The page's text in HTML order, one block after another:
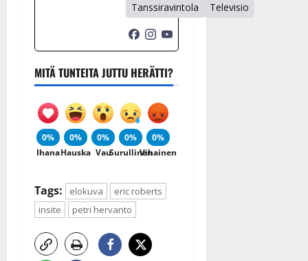
Tanssiravintola
Televisio
MITÄ TUNTEITA JUTTU HERÄTTI?
0%
Ihana
0%
Hauska
0%
Vau
0%
Surullinen
0%
Vihainen
Tags: elokuva
eric roberts
insite
petri hervanto